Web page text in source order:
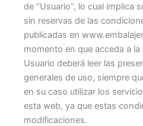
de “Usuario”, lo cual implica
sin reservas de las
publicadas en
momento en que acceda a
Usuario deberá leer las
generales de uso, siempre
en su caso utilizar los
esta web, ya que estas
modificaciones.